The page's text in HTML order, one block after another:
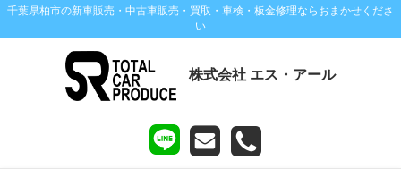
千葉県柏市の新車販売・中古車販売・買取・車検・板金修理ならおまかせくださ
い
株式会社 エス・アール